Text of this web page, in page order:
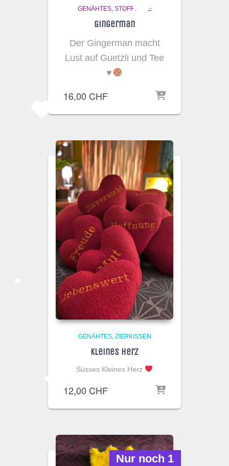
GENÄHTES STOFFTIERE
Gingerman
Der Gingerman macht
Lust auf Guetzli und Tee
♥️
16,00 CHF
GENÄHTES ZIERKISSEN
Kleines Herz
Süsses Kleines Herz
12,00 CHF
Nur noch 1